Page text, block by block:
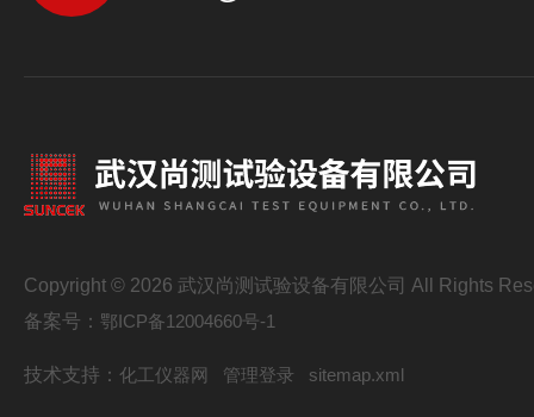
Copyright © 2026 武汉尚测试验设备有限公司 All Rights
备案号： 鄂ICP备12004660号-1
技术支持： 化工仪器网 管理登录 sitemap.xml